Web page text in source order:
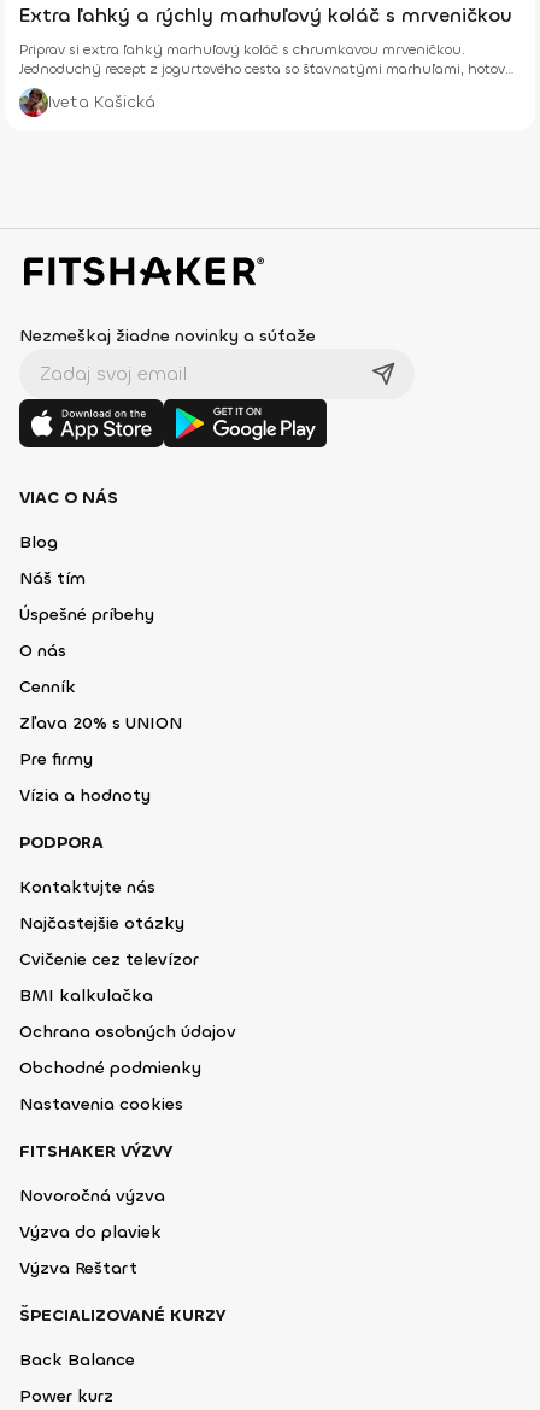
Extra ľahký a rýchly marhuľový koláč s mrveničkou
Priprav si extra ľahký marhuľový koláč s chrumkavou mrveničkou.
Jednoduchý recept z jogurtového cesta so šťavnatými marhuľami, hotový
z pár surovín.
Iveta Kašická
Nezmeškaj žiadne novinky a súťaže
VIAC O NÁS
Blog
Náš tím
Úspešné príbehy
O nás
Cenník
Zľava 20% s UNION
Pre firmy
Vízia a hodnoty
PODPORA
Kontaktujte nás
Najčastejšie otázky
Cvičenie cez televízor
BMI kalkulačka
Ochrana osobných údajov
Obchodné podmienky
Nastavenia cookies
FITSHAKER VÝZVY
Novoročná výzva
Výzva do plaviek
Výzva Reštart
ŠPECIALIZOVANÉ KURZY
Back Balance
Power kurz